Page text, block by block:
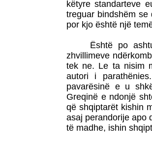
këtyre standarteve
treguar bindshëm
por kjo është një
Është po
zhvillimeve
tek ne. Le ta nisim
autori i
pavarësinë e u
Greqinë e ndonjë
që shqiptarët kishin
asaj perandorije apo
të madhe, ishin